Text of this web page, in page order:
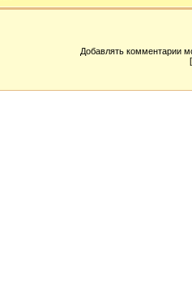
Добавлять комментарии
[